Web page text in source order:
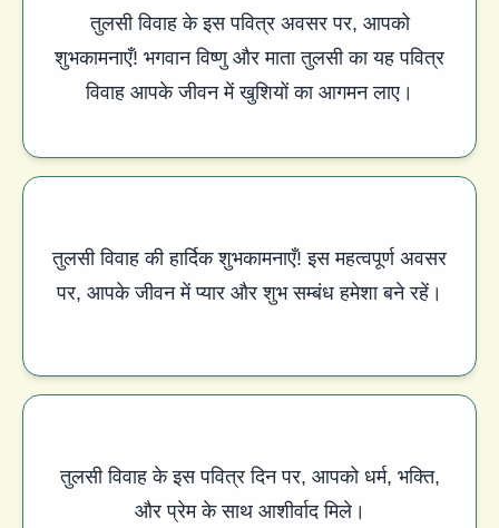
तुलसी विवाह के इस पवित्र अवसर पर, आपको
शुभकामनाएँ! भगवान विष्णु और माता तुलसी का यह पवित्र
विवाह आपके जीवन में खुशियों का आगमन लाए।
तुलसी विवाह की हार्दिक शुभकामनाएँ! इस महत्वपूर्ण अवसर
पर, आपके जीवन में प्यार और शुभ सम्बंध हमेशा बने रहें।
तुलसी विवाह के इस पवित्र दिन पर, आपको धर्म, भक्ति,
और प्रेम के साथ आशीर्वाद मिले।